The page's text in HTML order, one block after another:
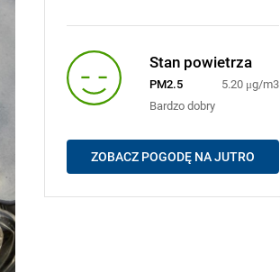
Stan powietrza
PM2.5
5.20 μg/m3
Bardzo dobry
ZOBACZ POGODĘ NA JUTRO